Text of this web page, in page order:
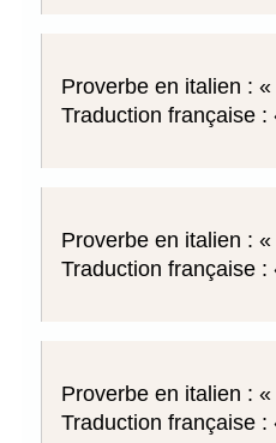
Proverbe en italien :
Traduction française :
Proverbe en italien :
Traduction française :
Proverbe en italien :
Traduction française :